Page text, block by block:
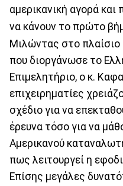
αμερικανική αγορά και
να κάνουν το πρώτο
Μιλώντας στο πλαίσιο
που διοργάνωσε το
Επιμελητήριο, ο κ.
επιχειρηματίες
σχέδιο για να
έρευνα τόσο για να
Αμερικανού
πως λειτουργεί η
Επίσης μεγάλες